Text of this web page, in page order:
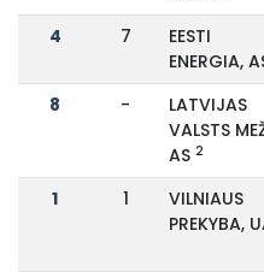
4 7
EESTI
ENERGIA,
8 -
LATVIJAS
VALSTS
AS 2
1 1
VILNIAUS
PREKYBA,